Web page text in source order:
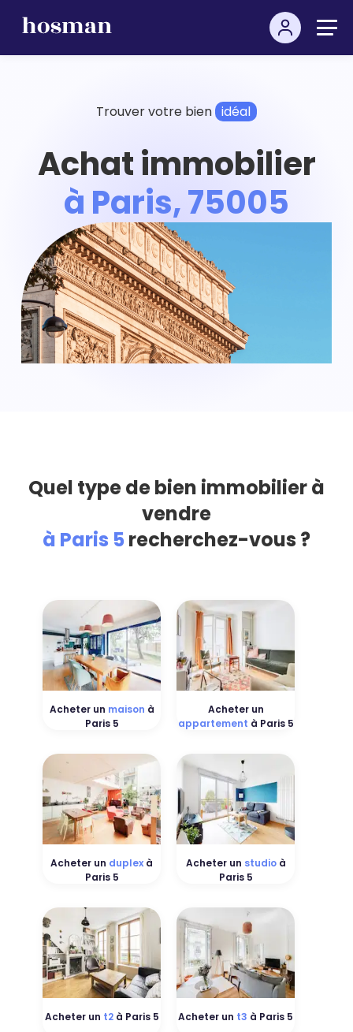
Trouver votre bien idéal
Achat immobilier
à Paris, 75005
Quel type de bien immobilier à
vendre
à Paris 5 recherchez-vous ?
Acheter un maison à
Paris 5
Acheter un
appartement à Paris 5
Acheter un duplex à
Paris 5
Acheter un studioà
Paris 5
Acheter un t2à Paris 5 Acheter un t3 à Paris 5